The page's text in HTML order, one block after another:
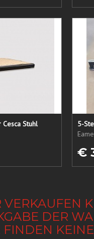
Stuhl
5-
€
DER